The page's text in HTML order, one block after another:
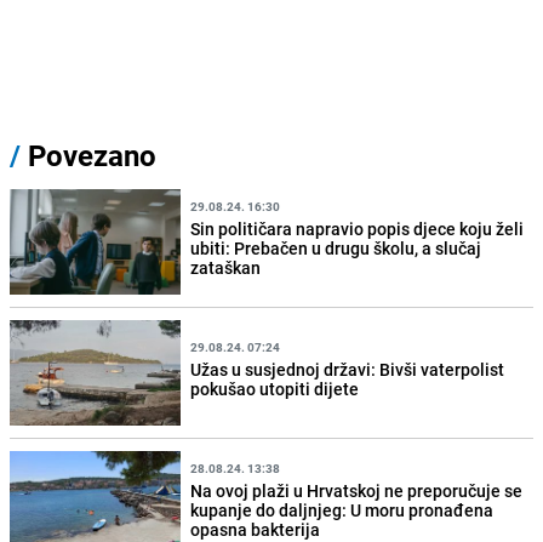
/ Povezano
29.08.24. 16:30
Sin političara napravio popis djece koju želi
ubiti: Prebačen u drugu školu, a slučaj
zataškan
29.08.24. 07:24
Užas u susjednoj državi: Bivši vaterpolist
pokušao utopiti dijete
28.08.24. 13:38
Na ovoj plaži u Hrvatskoj ne preporučuje se
kupanje do daljnjeg: U moru pronađena
opasna bakterija